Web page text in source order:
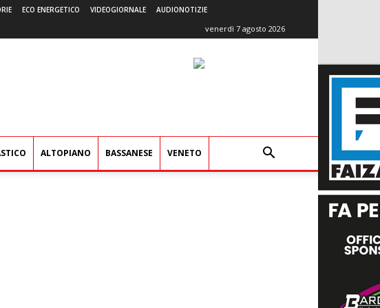
ECO ENERGETICO VIDEOGIORNALE AUDIONOTIZIE
venerdì 7 agosto 2026
ALTOPIANO BASSANESE VENETO